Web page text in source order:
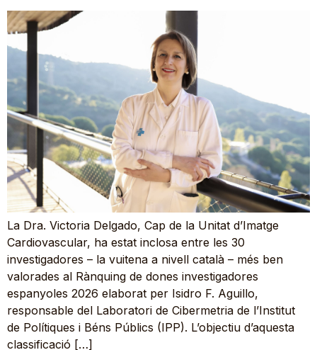
La Dra. Victoria Delgado, Cap de la Unitat d’Imatge
Cardiovascular, ha estat inclosa entre les 30
investigadores – la vuitena a nivell català – més ben
valorades al Rànquing de dones investigadores
espanyoles 2026 elaborat per Isidro F. Aguillo,
responsable del Laboratori de Cibermetria de l’Institut
de Polítiques i Béns Públics (IPP). L’objectiu d’aquesta
classificació […]